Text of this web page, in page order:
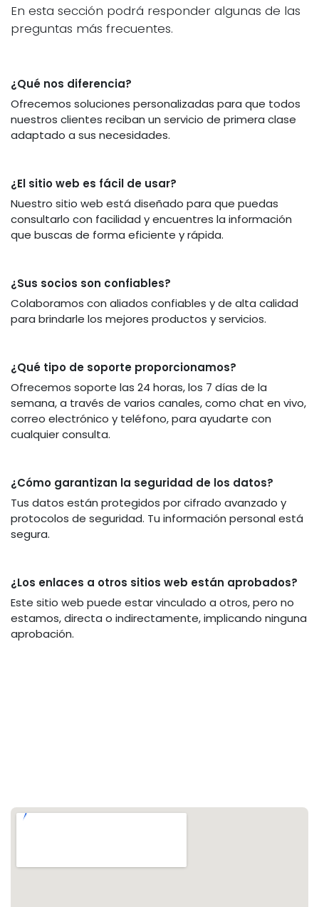
En esta sección podrá responder algunas de las
preguntas más frecuentes.
¿Qué nos diferencia?
Ofrecemos soluciones personalizadas para que todos
nuestros clientes reciban un servicio de primera clase
adaptado a sus necesidades.
¿El sitio web es fácil de usar?
Nuestro sitio web está diseñado para que puedas
consultarlo con facilidad y encuentres la información
que buscas de forma eficiente y rápida.
¿Sus socios son confiables?
Colaboramos con aliados confiables y de alta calidad
para brindarle los mejores productos y servicios.
¿Qué tipo de soporte proporcionamos?
Ofrecemos soporte las 24 horas, los 7 días de la
semana, a través de varios canales, como chat en vivo,
correo electrónico y teléfono, para ayudarte con
cualquier consulta.
¿Cómo garantizan la seguridad de los datos?
Tus datos están protegidos por cifrado avanzado y
protocolos de seguridad. Tu información personal está
segura.
¿Los enlaces a otros sitios web están aprobados?
Este sitio web puede estar vinculado a otros, pero no
estamos, directa o indirectamente, implicando ninguna
aprobación.